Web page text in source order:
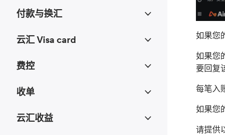
如果您
如果您
要回复
每笔入
如果您
请提供
付款与换汇
云汇 Visa card
费控
收单
云汇收益